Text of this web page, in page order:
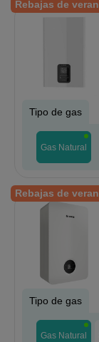
Rebajas de
Tipo de gas
Gas Natural
Rebajas de
Tipo de gas
Gas Natural